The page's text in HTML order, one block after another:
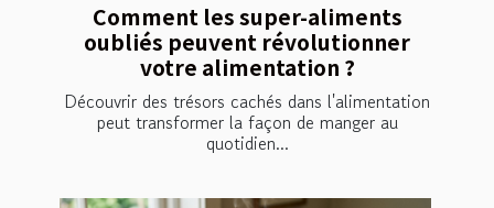
Comment les super-aliments
oubliés peuvent révolutionner
votre alimentation ?
Découvrir des trésors cachés dans l'alimentation
peut transformer la façon de manger au
quotidien...